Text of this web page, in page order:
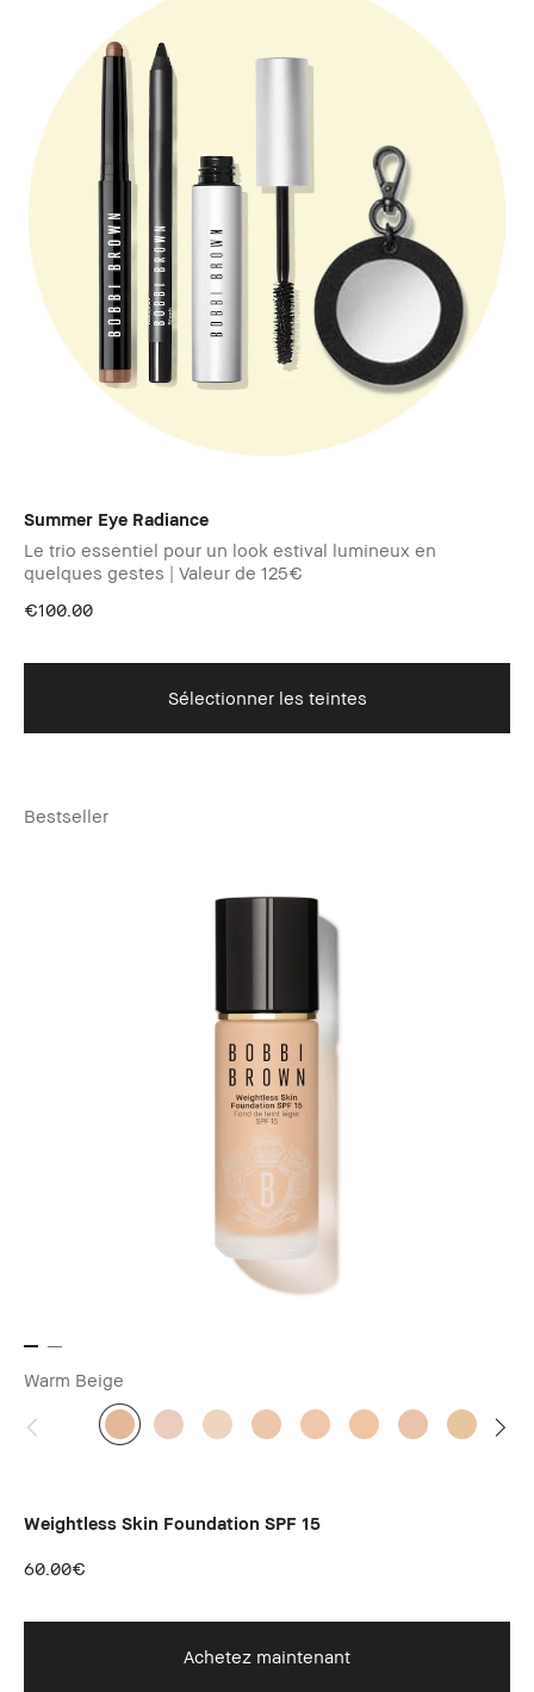
Summer Eye Radiance​
Le trio essentiel pour un look estival lumineux en
quelques gestes | Valeur de 125€
€100.00
Sélectionner les teintes
Bestseller
Warm Beige
Weightless Skin Foundation SPF 15
60.00€
Achetez maintenant